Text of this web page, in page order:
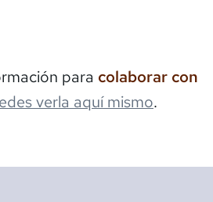
para colaborar con
verla aquí mismo.